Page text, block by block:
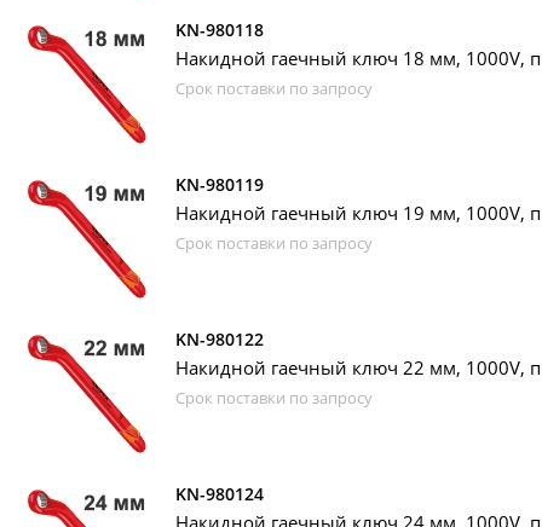
KN-980118
Накидной гаечный ключ 18 мм, 1000V,
Срок поставки по запросу
KN-980119
Накидной гаечный ключ 19 мм, 1000V,
Срок поставки по запросу
KN-980122
Накидной гаечный ключ 22 мм, 1000V,
Срок поставки по запросу
KN-980124
Накидной гаечный ключ 24 мм, 1000V,